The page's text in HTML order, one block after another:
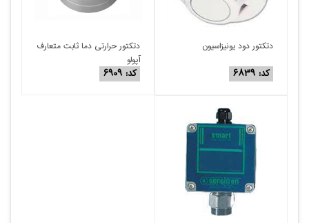
دتکتور دود یونیزاسیون
کد: ۶۸۳۹
دتکتور حرارتی دما ثابت متعارف
آپولو
کد: ۶۹۰۹